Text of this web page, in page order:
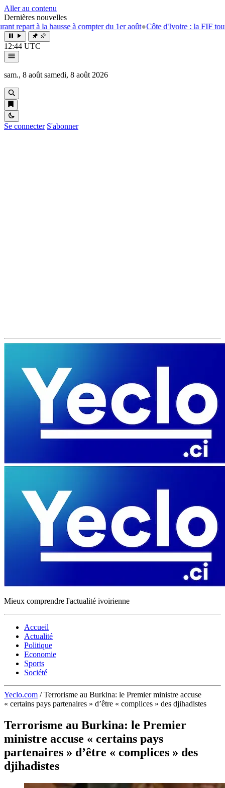
Aller au contenu
Dernières nouvelles
la hausse à compter du 1er août●Côte d'Ivoire : la FIF tourne la
12:44 UTC
sam., 8 août samedi, 8 août 2026
Se connecter S'abonner
Mieux comprendre l'actualité ivoirienne
Accueil
Actualité
Politique
Economie
Sports
Société
Yeclo.com / Terrorisme au Burkina: le Premier ministre accuse
« certains pays partenaires » d’être « complices » des djihadistes
Terrorisme au Burkina: le Premier
ministre accuse « certains pays
partenaires » d’être « complices » des
djihadistes